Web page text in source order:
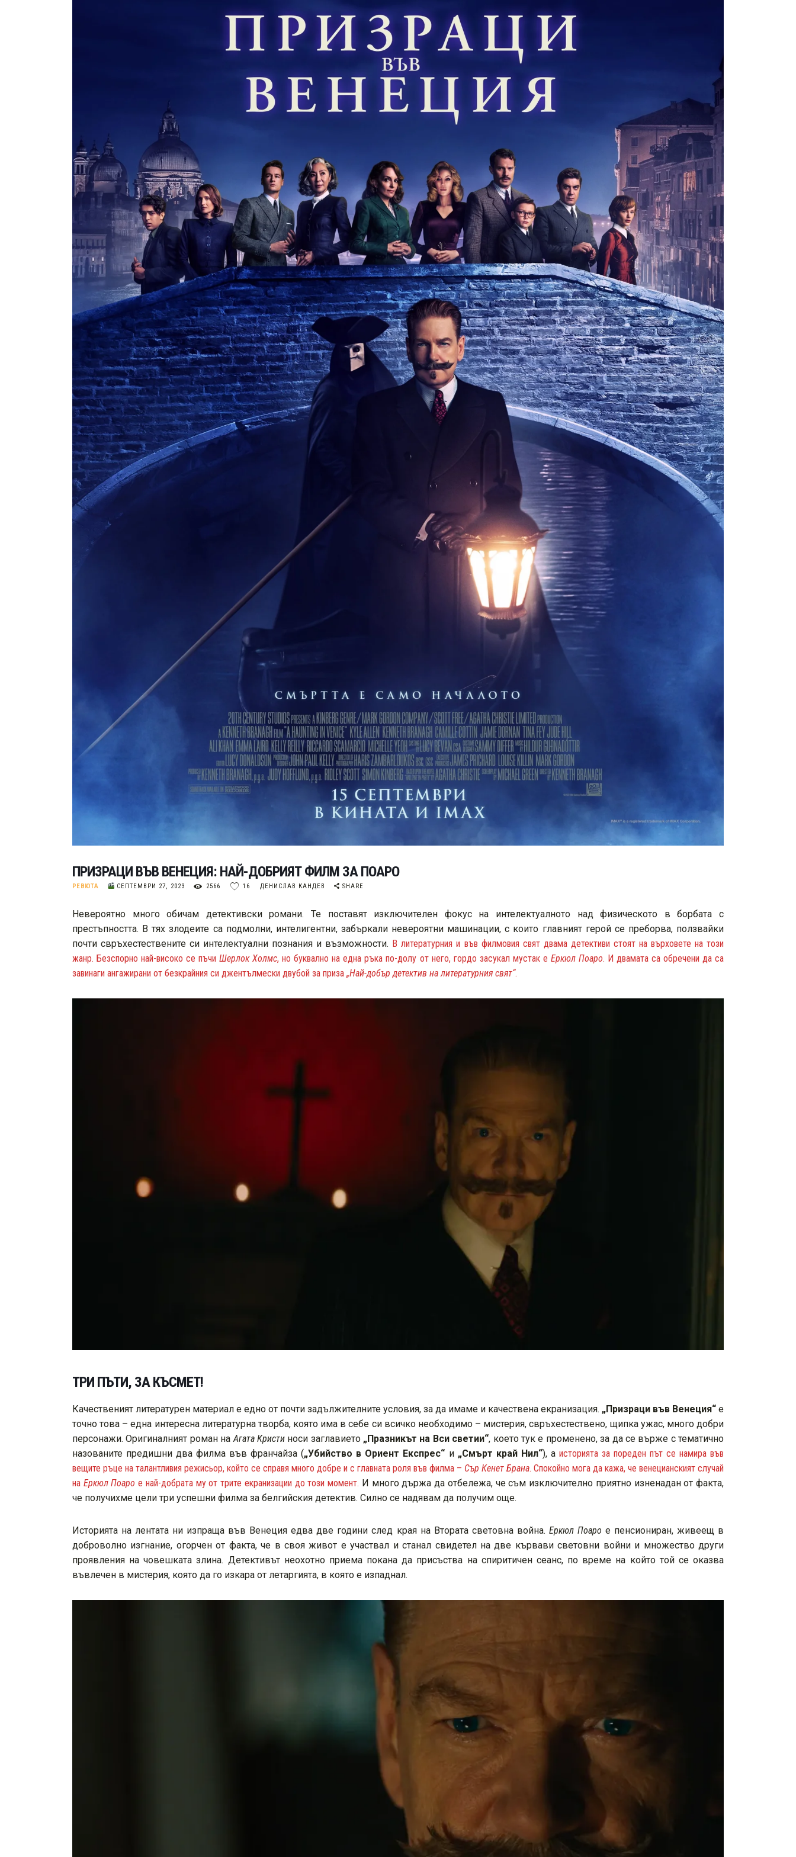
ПРИЗРАЦИ ВЪВ ВЕНЕЦИЯ: НАЙ-ДОБРИЯТ ФИЛМ ЗА ПОАРО
РЕВЮТА СЕПТЕМВРИ 27, 2023 2566 16 ДЕНИСЛАВ КАНДЕВ SHARE
Невероятно много обичам детективски романи. Те поставят изключителен фокус на интелектуалното над физическото в борбата с
престъпността. В тях злодеите са подмолни, интелигентни, забъркали невероятни машинации, с които главният герой се преборва, ползвайки
почти свръхестествените си интелектуални познания и възможности. В литературния и във филмовия свят двама детективи стоят на върховете на този
жанр. Безспорно най-високо се пъчиШерлок Холмс, но буквално на една ръка по-долу от него, гордо засукал мустак е Еркюл Поаро. И двамата са обречени да са
завинаги ангажирани от безкрайния си джентълмески двубой за приза „Най-добър детектив на литературния свят“.
ТРИ ПЪТИ, ЗА КЪСМЕТ!
Качественият литературен материал е едно от почти задължителните условия, за да имаме и качествена екранизация. „Призраци във Венеция“ е
точно това – една интересна литературна творба, която има в себе си всичко необходимо – мистерия, свръхестествено, щипка ужас, много добри
персонажи. Оригиналният роман на Агата Кристиноси заглавието „Празникът на Вси светии“, което тук е променено, за да се върже с тематично
назованите предишни два филма във франчайза („Убийство в Ориент Експрес“ и „Смърт край Нил“), а историята за пореден път се намира във
вещите ръце на талантливия режисьор, който се справя много добре и с главната роля във филма – Сър Кенет Брана. Спокойно мога да кажа, че венецианският случай
на Еркюл Поаро е най-добрата му от трите екранизации до този момент. И много държа да отбележа, че съм изключително приятно изненадан от факта,
че получихме цели три успешни филма за белгийския детектив. Силно се надявам да получим още.
Историята на лентата ни изпраща във Венеция едва две години след края на Втората световна война. Еркюл Поаро е пенсиониран, живеещ в
доброволно изгнание, огорчен от факта, че в своя живот е участвал и станал свидетел на две кървави световни войни и множество други
проявления на човешката злина. Детективът неохотно приема покана да присъства на спиритичен сеанс, по време на който той се оказва
въвлечен в мистерия, която да го изкара от летаргията, в която е изпаднал.